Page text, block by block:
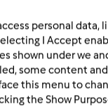
wszystko
bieganie z
na co dzień.Syn
po
trafiliśmy na
personal data,
I Accept
shown under we
some content
this menu to
the Show